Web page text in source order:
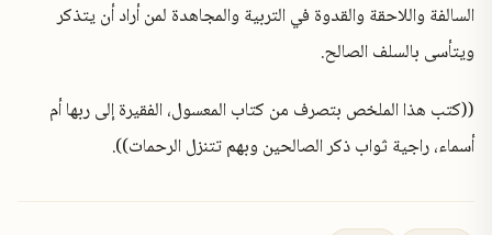
السالفة واللاحقة والقدوة في التربية والمجاهدة لمن أراد أن يتذكر
ويتأسى بالسلف الصالح.
((كتب هذا الملخص بتصرف من كتاب المعسول، الفقيرة إلى ربها أم
أسماء، راجية ثواب ذكر الصالحين وبهم تتنزل الرحمات)).